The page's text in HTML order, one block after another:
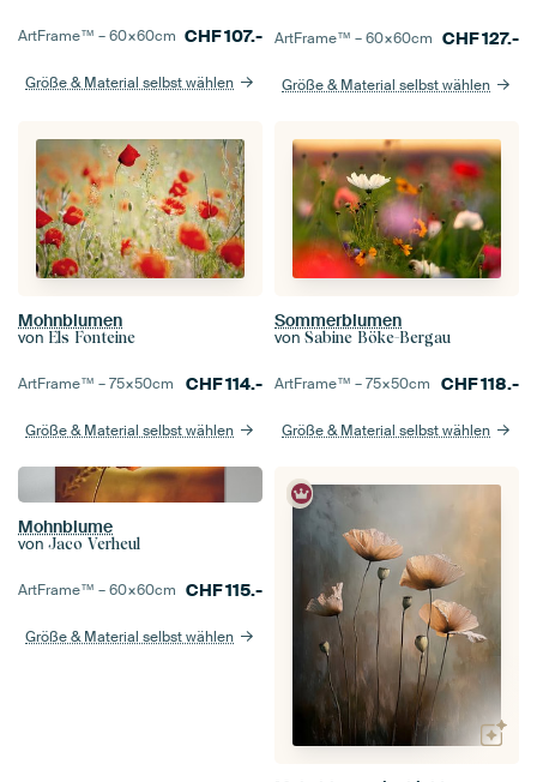
ArtFrame™ –60×60cm CHF107.-
Größe & Material selbst wählen
ArtFrame™ –60×60cm CHF127.-
Größe & Material selbst wählen
Mohnblumen
von Els Fonteine
ArtFrame™ –75×50cm CHF114.-
Größe & Material selbst wählen
Sommerblumen
von Sabine Böke-Bergau
ArtFrame™ –75×50cm CHF118.-
Größe & Material selbst wählen
Mohnblume
von Jaco Verheul
ArtFrame™ –60×60cm CHF115.-
Größe & Material selbst wählen